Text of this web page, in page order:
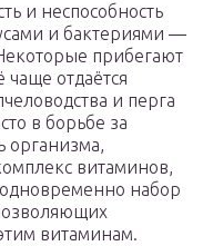
и неспособность
и бактериями —
прибегают
отдаётся
и перга
в борьбе за
организма,
витаминов,
набор
витаминам.